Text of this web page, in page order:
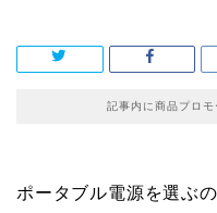
記事内に商品プロ
ポータブル電源を選ぶ